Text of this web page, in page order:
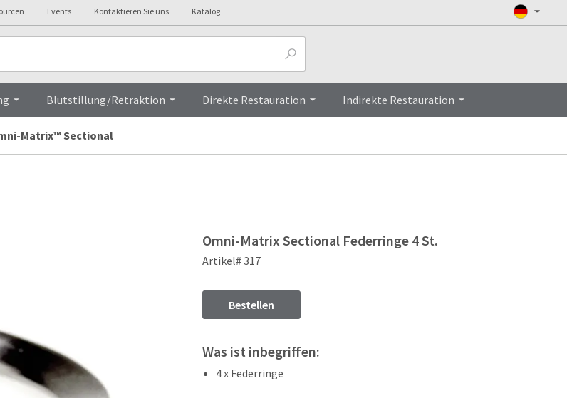
Events Kontaktieren Sie uns Katalog
Blutstillung/Retraktion Direkte Restauration Indirekte Restauration
Matrix™ Sectional
Omni-Matrix Sectional Federringe 4 St.
Artikel# 317
Bestellen
Was ist inbegriffen:
4 x Federringe